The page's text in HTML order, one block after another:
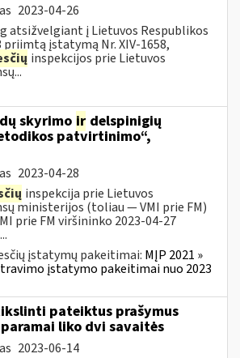
2023-04-26
atsižvelgiant į Lietuvos Respublikos
priimtą įstatymą Nr. XIV-1658,
inspekcijos prie Lietuvos
skyrimo ir delspinigių
patvirtinimo“,
2023-04-28
inspekcija prie Lietuvos
ministerijos (toliau ― VMI prie FM)
prie FM viršininko 2023-04-27
įstatymų pakeitimai: MĮP 2021 »
įstatymo pakeitimai nuo 2023
pateiktus prašymus
liko dvi savaitės
2023-06-14